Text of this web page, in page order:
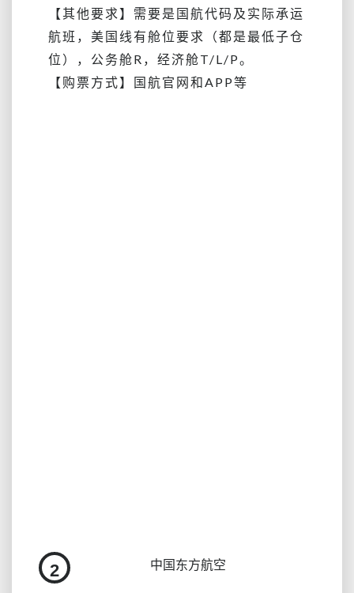
【其他要求】需要是国航代码及实际承运
航班，美国线有舱位要求（都是最低子仓
位），公务舱R，经济舱T/L/P。
【购票方式】国航官网和APP等
2 中国东方航空